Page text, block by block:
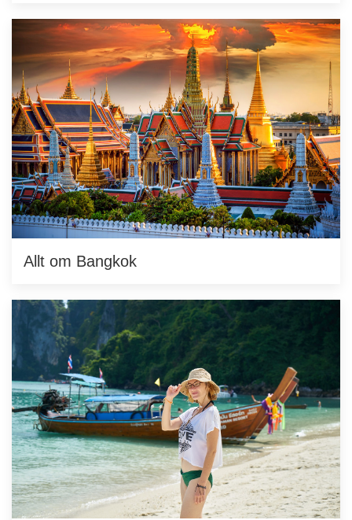
Allt om Bangkok